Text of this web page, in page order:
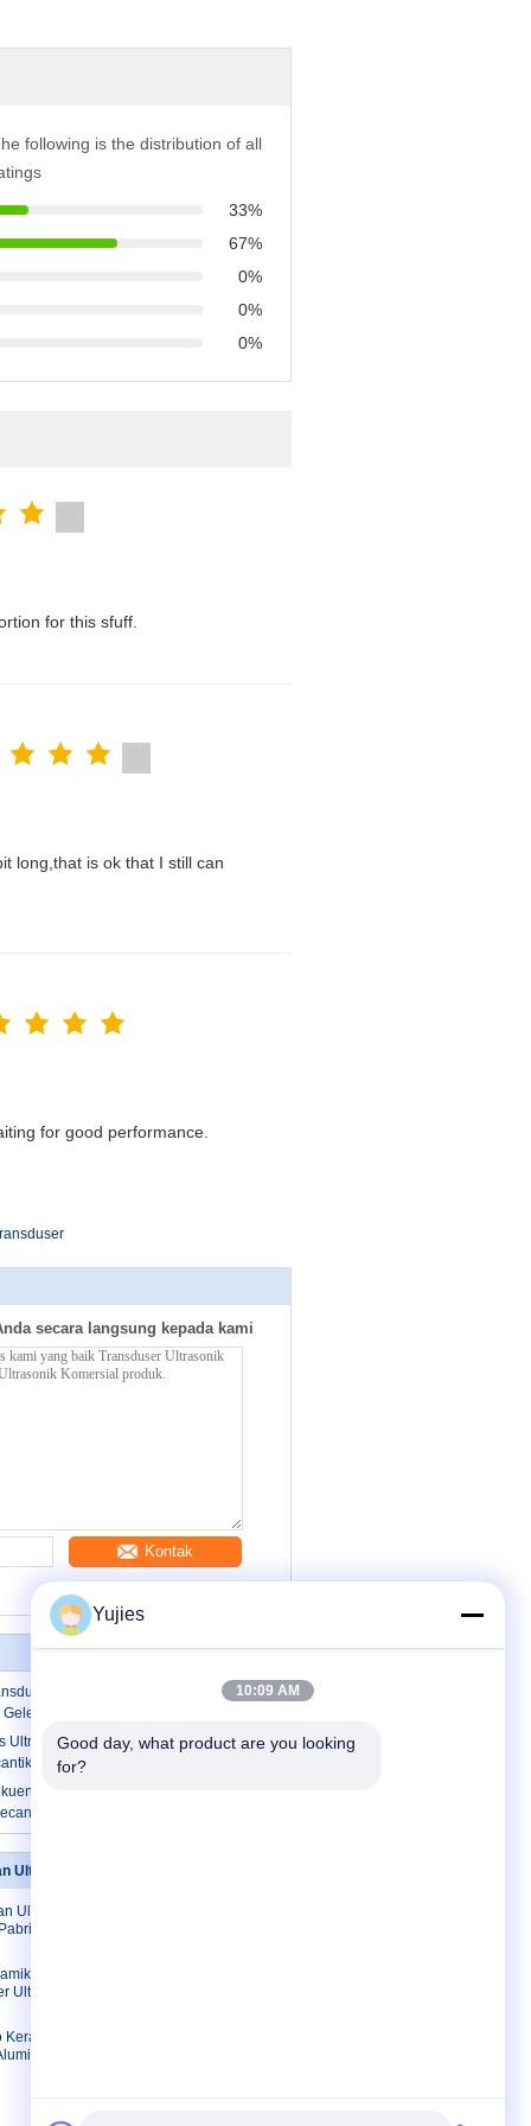
following is the distribution of all
33%
67%
0%
0%
0%
for this sfuff.
long,that is ok that I still can
for good performance.
secara langsung kepada kami
Kontak
Piezoelektrik Medis Untuk
Plastik
Ultrasonik Piezo Transduser Untuk
Scrubber
tinggi transduser piezoelektrik
wajah ultrasonik
Ultrasonik
Ultrasonik
/
Ultrasonik
Yujies
10:09 AM
Good day, what product are you looking
for?